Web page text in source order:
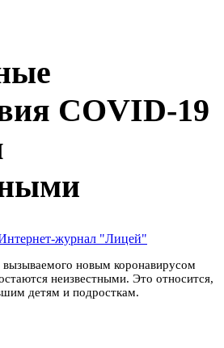
COVID-19
журнал "Лицей"
вызываемого новым коронавирусом
неизвестными. Это относится,
детям и подросткам.